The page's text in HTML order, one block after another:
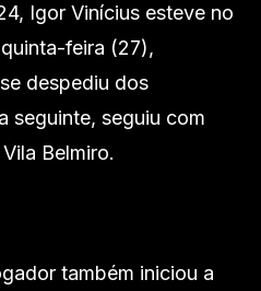
Igor Vinícius esteve no
feira (27),
despediu dos
seguinte, seguiu com
Belmiro.
também iniciou a